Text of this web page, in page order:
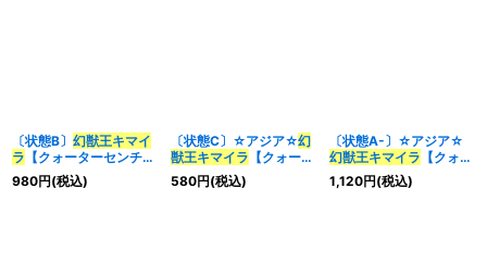
〔状態B〕 幻獣王キマイ
ラ 【クォーターセンチュ
リーシークレット】
{DUNE-JP033}《融
980円(税込)
〔状態C〕☆アジア☆幻
獣王キマイラ 【クォータ
ーセンチュリーシークレ
ット】{アジアDUNE-
580円(税込)
〔状態A-〕☆アジア☆
幻獣王キマイラ 【クォー
ターセンチュリーシーク
レット】{アジアDUNE-
1,120円(税込)